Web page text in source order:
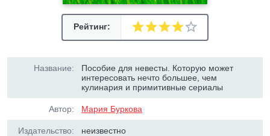
Рейтинг:
Название:
Пособие для невесты. Которую может
интересовать нечто большее, чем
кулинария и примитивные сериалы
Автор: Мария Буркова
Издательство: неизвестно